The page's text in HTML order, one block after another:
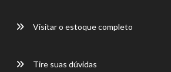
Visitar o estoque completo
Tire suas dúvidas